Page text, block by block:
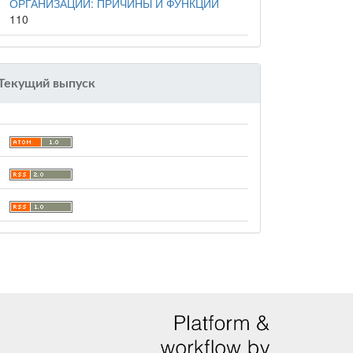
110
выпуск